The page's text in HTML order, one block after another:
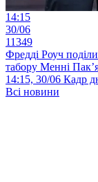
14:15
30/06
11349
Фредді Роуч
табору Менні
14:15, 30/06 Кадр
Всі новини